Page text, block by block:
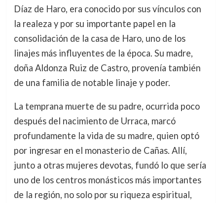
Díaz de Haro, era conocido por sus vínculos con
la realeza y por su importante papel en la
consolidación de la casa de Haro, uno de los
linajes más influyentes de la época. Su madre,
doña Aldonza Ruiz de Castro, provenía también
de una familia de notable linaje y poder.
La temprana muerte de su padre, ocurrida poco
después del nacimiento de Urraca, marcó
profundamente la vida de su madre, quien optó
por ingresar en el monasterio de Cañas. Allí,
junto a otras mujeres devotas, fundó lo que sería
uno de los centros monásticos más importantes
de la región, no solo por su riqueza espiritual,